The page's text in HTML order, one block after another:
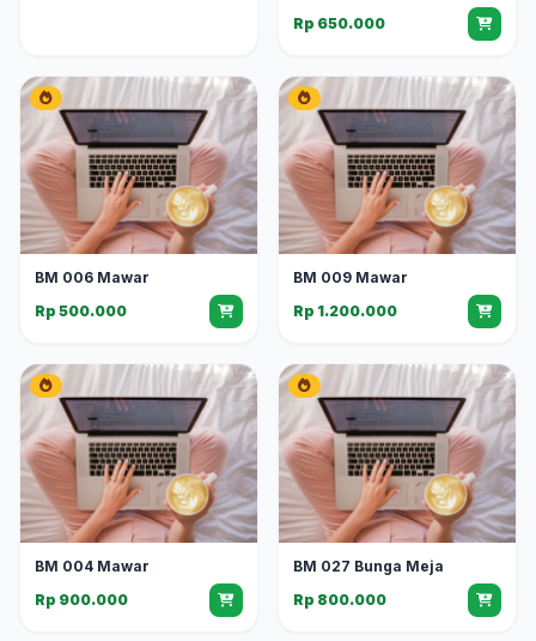
Rp 650.000
BM 006 Mawar
Rp 500.000
BM 009 Mawar
Rp 1.200.000
BM 004 Mawar
Rp 900.000
BM 027 Bunga Meja
Rp 800.000